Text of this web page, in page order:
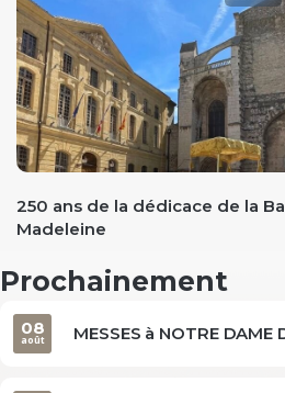
250 ans de la dédicace de la
Madeleine
Prochainement
MESSES à NOTRE DAME
08
août